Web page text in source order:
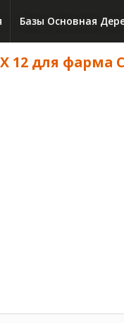
Базы Основная
12 для фарма